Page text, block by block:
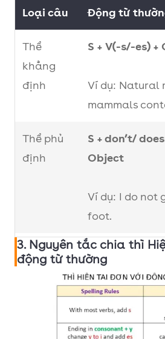
Loại câu Động từ
Thể
khẳng
định
S + V(-s/-es) +
Ví dụ: Natural
mammals
Thể phủ
định
S + don’t/
Object
Ví dụ: I do not
foot.
Câu nghi
vấn
(Yes/No
Question)
Do/Does (not)
Câu trả lời:
Yes, S + do/
3. Nguyên tắc chia thì
động từ thường